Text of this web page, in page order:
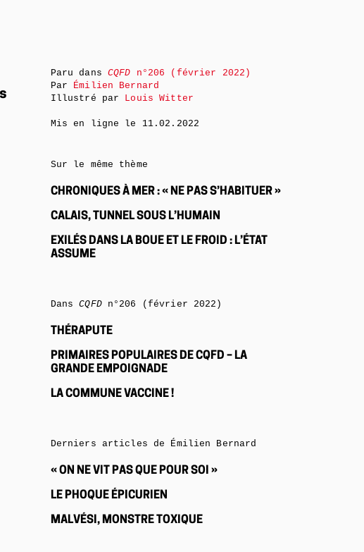
Paru dans CQFD n°206 (février 2022)
Par Émilien Bernard
Illustré par Louis Witter
Mis en ligne le 11.02.2022
Sur le même thème
CHRONIQUES À MER : « NE PAS S’HABITUER »
CALAIS, TUNNEL SOUS L’HUMAIN
EXILÉS DANS LA BOUE ET LE FROID : L’ÉTAT
ASSUME
DansCQFDn°206 (février 2022)
THÉRAPUTE
PRIMAIRES POPULAIRES DE CQFD – LA
GRANDE EMPOIGNADE
LA COMMUNE VACCINE !
Derniers articles de Émilien Bernard
« ON NE VIT PAS QUE POUR SOI »
LE PHOQUE ÉPICURIEN
MALVÉSI, MONSTRE TOXIQUE